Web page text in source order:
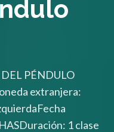
PÉNDULO
extranjera:
1 clase